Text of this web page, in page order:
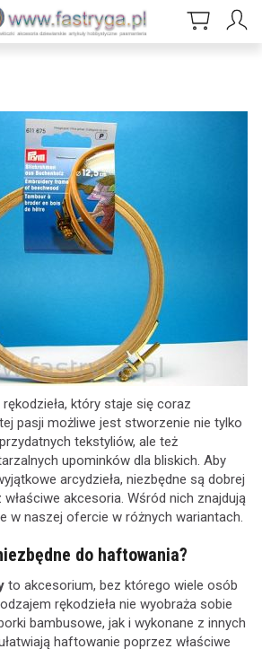
który staje się coraz
pasji możliwe jest stworzenie nie tylko
tekstyliów, ale też
upominków dla bliskich. Aby
arcydzieła, niezbędne są dobrej
akcesoria. Wśród nich znajdują
w naszej ofercie w różnych wariantach.
do haftowania?
to akcesorium, bez którego wiele osób
rękodzieła nie wyobraża sobie
bambusowe, jak i wykonane z innych
haftowanie poprzez właściwe